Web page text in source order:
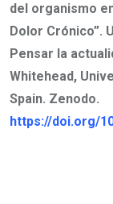
del organismo
Dolor Crónico”.
Pensar la
Whitehead,
Spain. Zenodo.
https://doi.org/